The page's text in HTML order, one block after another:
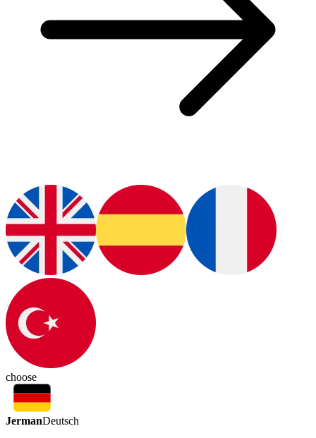
choose
JermanDeutsch